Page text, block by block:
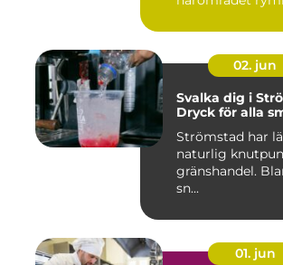
02. jun
Svalka dig i
Dryck för alla
Strömstad har
naturlig
gränshandel.
sn...
01. jun